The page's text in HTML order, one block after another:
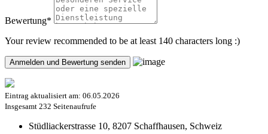
Bewertung*
Your review recommended to be at least 140 characters long :)
Eintrag aktualisiert am: 06.05.2026
Insgesamt 232 Seitenaufrufe
Stüdliackerstrasse 10, 8207 Schaffhausen, Schweiz